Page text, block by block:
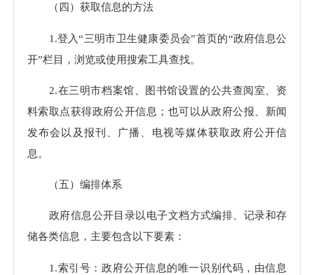
（四）获取信息的方法
1.登入“三明市卫生健康委员会”首页的“政府信息公
开”栏目，浏览或使用搜索工具查找。
2.在三明市档案馆、图书馆设置的公共查阅室、资
料索取点获得政府公开信息；也可以从政府公报、新闻
发布会以及报刊、广播、电视等媒体获取政府公开信
息。
（五）编排体系
政府信息公开目录以电子文档方式编排、记录和存
储各类信息，主要包含以下要素：
1.索引号：政府公开信息的唯一识别代码，由信息